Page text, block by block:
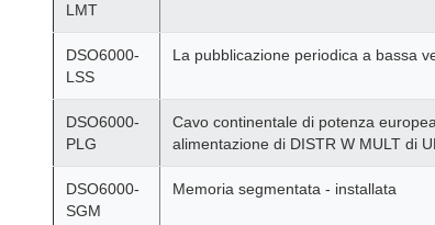
LMT
DSO6000-
LSS
La pubblicazione periodica a bassa
DSO6000-
PLG
Cavo continentale di potenza
alimentazione di DISTR W MULT di
DSO6000-
SGM
Memoria segmentata - installata